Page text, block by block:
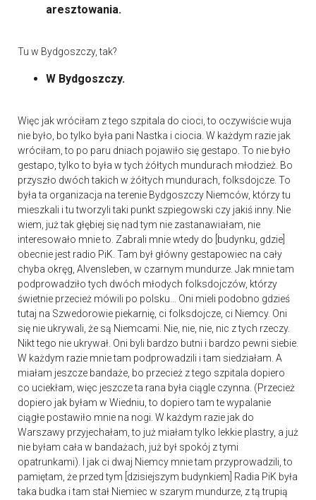
aresztowania.
Tu w Bydgoszczy, tak?
W Bydgoszczy.
Więc jak wróciłam z tego szpitala do cioci, to oczywiście wuja
nie było, bo tylko była pani Nastka i ciocia. W każdym razie jak
wróciłam, to po paru dniach pojawiło się gestapo. To nie było
gestapo, tylko to była w tych żółtych mundurach młodzież. Bo
przyszło dwóch takich w żółtych mundurach, folksdojcze. To
była ta organizacja na terenie Bydgoszczy Niemców, którzy tu
mieszkali i tu tworzyli taki punkt szpiegowski czy jakiś inny. Nie
wiem, już tak głębiej się nad tym nie zastanawiałam, nie
interesowało mnie to. Zabrali mnie wtedy do [budynku, gdzie]
obecnie jest radio PiK. Tam był główny gestapowiec na cały
chyba okręg, Alvensleben, w czarnym mundurze. Jak mnie tam
podprowadziło tych dwóch młodych folksdojczów, którzy
świetnie przecież mówili po polsku… Oni mieli podobno gdzieś
tutaj na Szwedorowie piekarnię, ci folksdojcze, ci Niemcy. Oni
się nie ukrywali, że są Niemcami. Nie, nie, nie, nic z tych rzeczy.
Nikt tego nie ukrywał. Oni byli bardzo butni i bardzo pewni siebie.
W każdym razie mnie tam podprowadzili i tam siedziałam. A
miałam jeszcze bandaże, bo przecież z tego szpitala dopiero
co uciekłam, więc jeszcze ta rana była ciągle czynna. (Przecież
dopiero jak byłam w Wiedniu, to dopiero tam te wypalanie
ciągłe postawiło mnie na nogi. W każdym razie jak do
Warszawy przyjechałam, to już miałam tylko lekkie plastry, a już
nie byłam cała w bandażach, już był spokój z tymi
opatrunkami). I jak ci dwaj Niemcy mnie tam przyprowadzili, to
pamiętam, że przed tym [dzisiejszym budynkiem] Radia PiK była
taka budka i tam stał Niemiec w szarym mundurze, z tą trupią